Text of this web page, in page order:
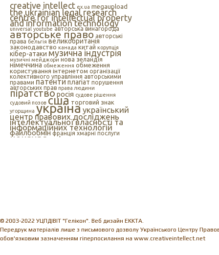
creative intellect ex.ua megaupload
the ukrainian legal research
centre for intellectual property
and information technology
universal youtube авторська винагорода
авторське право авторські
права бельгія великобританія
законодавство канада китай корупція
кібер-атаки музична індустрія
музичні мейджори нова зеландія
німеччина обмеження обмеження
користування інтернетом організації
колективного управління авторськими
правами патентиплагіат порушення
авторських прав права людини
піратстворосія судове рішення
судовий позов сша торговий знак
угорщина українаукраїнський
центр правових досліджень
інтелектуальної власності та
інформаційних технологій
файлообмін франція хмарні послуги
цензура цифрова музика
© 2003-2022 УЦПДІВІТ "Гелікон". Веб дизайн EKKTA.
Передрук матеріалів лише з письмового дозволу Українського Центру
обов'язковим зазначенням гіперпосилання на www.creativeintellect.net